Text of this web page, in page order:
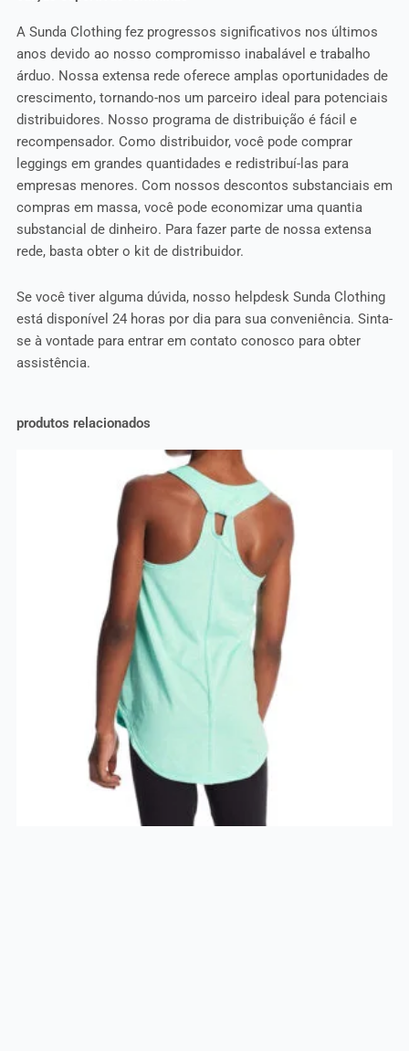
A Sunda Clothing fez progressos significativos nos últimos
anos devido ao nosso compromisso inabalável e trabalho
árduo. Nossa extensa rede oferece amplas oportunidades de
crescimento, tornando-nos um parceiro ideal para potenciais
distribuidores. Nosso programa de distribuição é fácil e
recompensador. Como distribuidor, você pode comprar
leggings em grandes quantidades e redistribuí-las para
empresas menores. Com nossos descontos substanciais em
compras em massa, você pode economizar uma quantia
substancial de dinheiro. Para fazer parte de nossa extensa
rede, basta obter o kit de distribuidor.
Se você tiver alguma dúvida, nosso helpdesk Sunda Clothing
está disponível 24 horas por dia para sua conveniência. Sinta-
se à vontade para entrar em contato conosco para obter
assistência.
produtos relacionados